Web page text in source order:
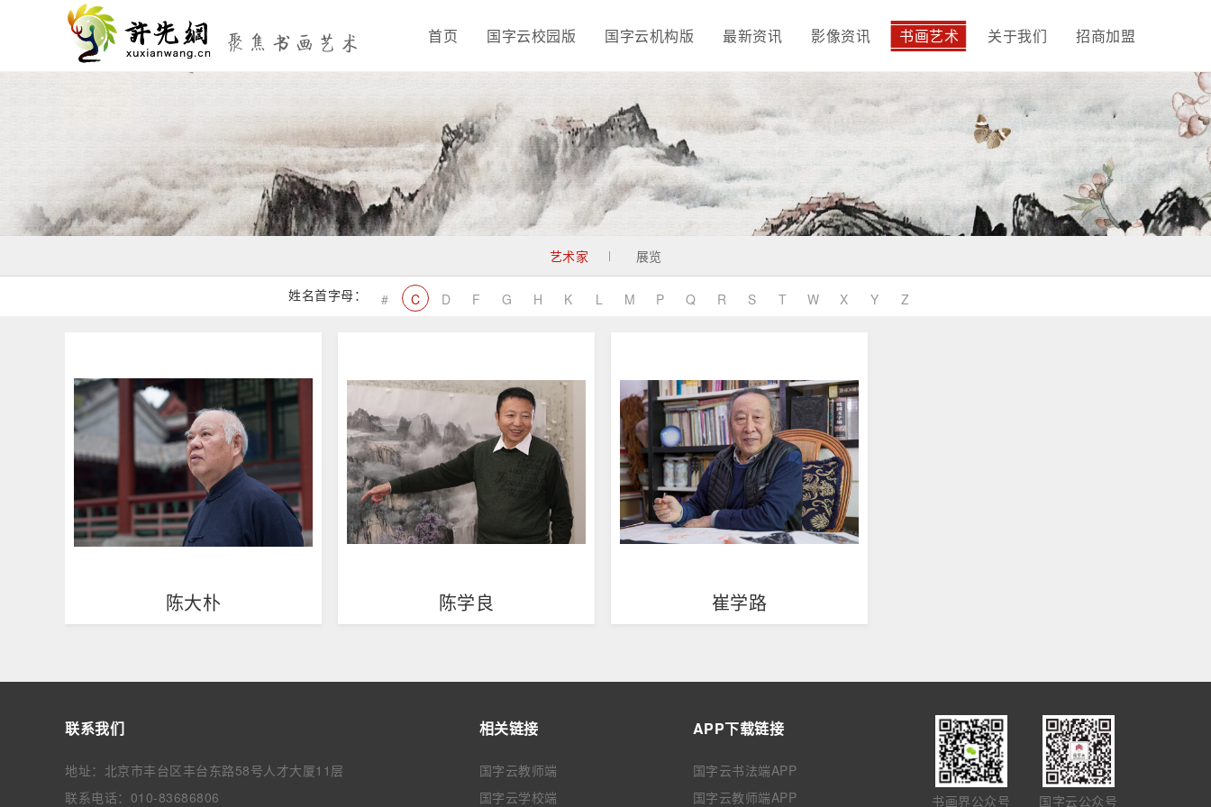
首页 国字云校园版 国字云机构版 最新资讯 影像资讯 书画艺术 关于我们 招商加盟
艺术家 展览
姓名首字母： # C D F G H K L M P Q R S T W X Y Z
陈大朴 陈学良 崔学路
联系我们
地址：北京市丰台区丰台东路58号人才大厦11层
联系电话：010-83686806
相关链接
国字云教师端
国字云学校端
APP下载链接
国字云书法端APP
国字云教师端APP
书画界公众号 国字云公众号